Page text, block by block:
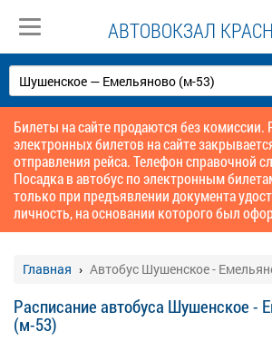
АВТОВОКЗАЛ
Билеты на сайте продаются без комиссии.
электронных билетов на сайте
отправления рейса. Телефон справочной
Посадка в автобус по электронным
только при предъявлении документа
личность, на основании которого был
Главная Автобус Шушенское -
Расписание автобуса Шушенское -
(м-53)